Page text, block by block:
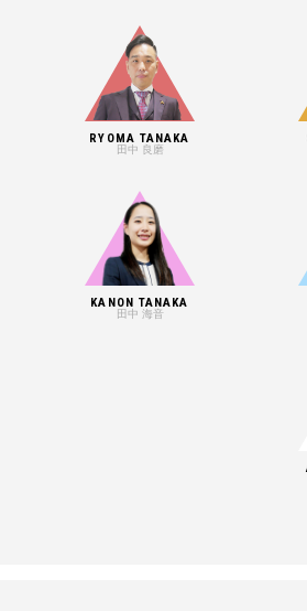
RYOMA TANAKA
田中 良磨
KANON TANAKA
田中 海音